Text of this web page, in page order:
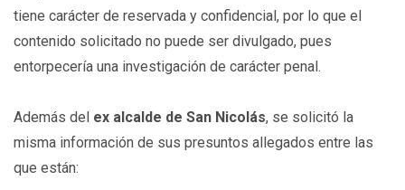
tiene carácter de reservada y confidencial, por lo que el
contenido solicitado no puede ser divulgado, pues
entorpecería una investigación de carácter penal.
Además del ex alcalde de San Nicolás, se solicitó la
misma información de sus presuntos allegados entre las
que están: